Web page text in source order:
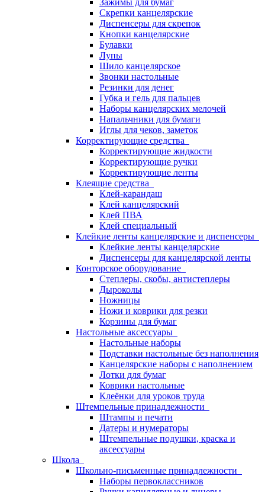
Зажимы для бумаг
Скрепки канцелярские
Диспенсеры для скрепок
Кнопки канцелярские
Булавки
Лупы
Шило канцелярское
Звонки настольные
Резинки для денег
Губка и гель для пальцев
Наборы канцелярских мелочей
Напальчники для бумаги
Иглы для чеков, заметок
Корректирующие средства
Корректирующие жидкости
Корректирующие ручки
Корректирующие ленты
Клеящие средства
Клей-карандаш
Клей канцелярский
Клей ПВА
Клей специальный
Клейкие ленты канцелярские и диспенсеры
Клейкие ленты канцелярские
Диспенсеры для канцелярской ленты
Конторское оборудование
Степлеры, скобы, антистеплеры
Дыроколы
Ножницы
Ножи и коврики для резки
Корзины для бумаг
Настольные аксессуары
Настольные наборы
Подставки настольные без наполнения
Канцелярские наборы с наполнением
Лотки для бумаг
Коврики настольные
Клеёнки для уроков труда
Штемпельные принадлежности
Штампы и печати
Датеры и нумераторы
Штемпельные подушки, краска и
аксессуары
Школа
Школьно-письменные принадлежности
Наборы первоклассников